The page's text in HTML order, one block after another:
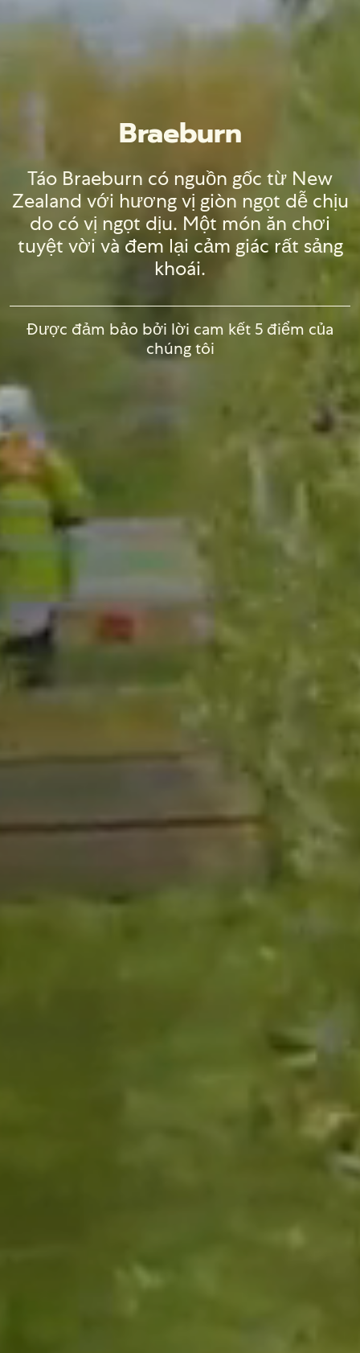
Braeburn
Táo Braeburn có nguồn gốc từ New
Zealand với hương vị giòn ngọt dễ chịu
do có vị ngọt dịu. Một món ăn chơi
tuyệt vời và đem lại cảm giác rất sảng
khoái.
Được đảm bảo bởi lời cam kết 5 điểm của
chúng tôi